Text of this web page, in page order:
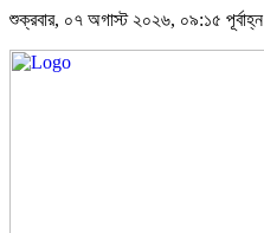
শুক্রবার, ০৭ অগাস্ট ২০২৬, ০৯:১৫ পূর্বাহ্ন